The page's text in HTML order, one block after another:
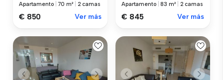
Apartamento |70 m² 2 camas
€ 850 Ver más
Apartamento |83 m² 2 camas
€ 845 Ver más